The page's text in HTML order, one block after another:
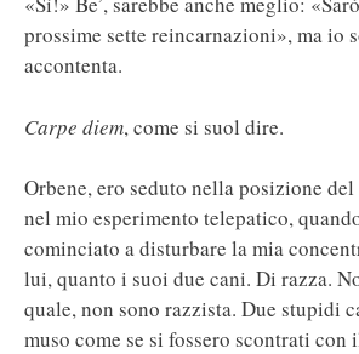
prossime sette reincarnazioni», ma io
accontenta.
Carpe diem, come si suol dire.
Orbene, ero seduto nella posizione
nel mio esperimento telepatico,
cominciato a disturbare la mia
lui, quanto i suoi due cani. Di razza.
quale, non sono razzista. Due stupidi
muso come se si fossero scontrati con